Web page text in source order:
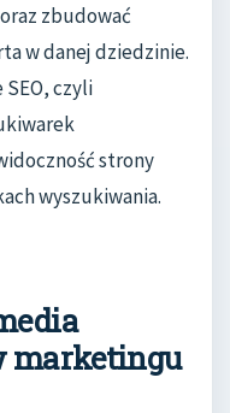
zbudować
w danej dziedzinie.
czyli
strony
wyszukiwania.
marketingu